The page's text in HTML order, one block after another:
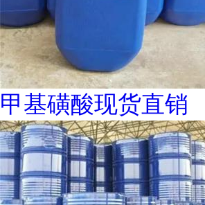
甲基磺酸现货直销